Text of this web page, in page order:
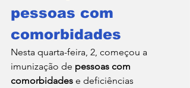
pessoas com
comorbidades
Nesta quarta-feira, 2, começou a
imunização de pessoas com
comorbidades e deficiências